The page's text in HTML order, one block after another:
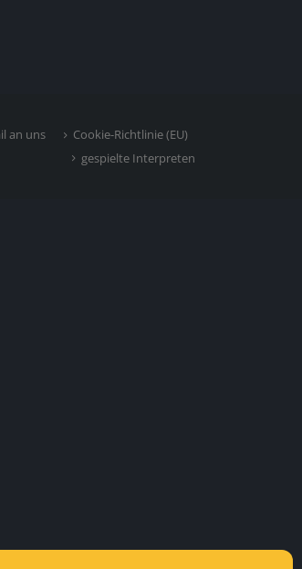
an uns
Cookie-Richtlinie (EU)
gespielte Interpreten